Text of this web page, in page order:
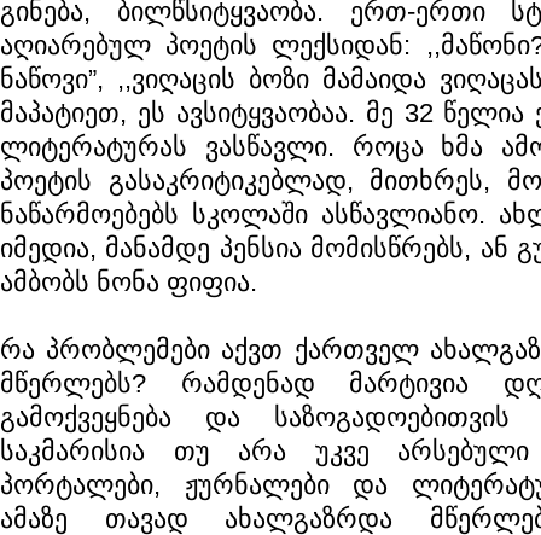
გინება, ბილწსიტყვაობა. ერთ-ერთი
აღიარებულ პოეტის ლექსიდან:
ნაწოვი”, ,,ვიღაცის ბოზი მამაიდა
მაპატიეთ, ეს ავსიტყვაობაა. მე 32
ლიტერატურას ვასწავლი. როცა ხმა
პოეტის გასაკრიტიკებლად, მითხრეს,
ნაწარმოებებს სკოლაში ასწავლიანო.
იმედია, მანამდე პენსია მომისწრებს, ან
ამბობს ნონა ფიფია.
რა პრობლემები აქვთ ქართველ
მწერლებს? რამდენად მარტივია
გამოქვეყნება და საზოგადოებითვის
საკმარისია თუ არა უკვე
პორტალები, ჟურნალები და
ამაზე თავად ახალგაზრდა